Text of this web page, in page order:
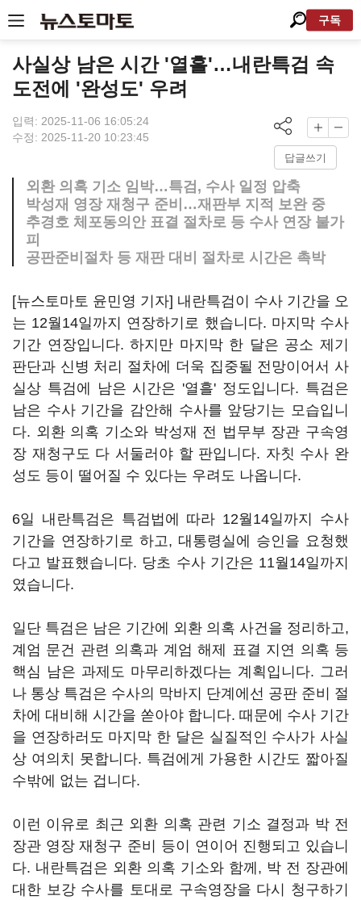
구독
사실상 남은 시간 '열흘'…내란특검 속
도전에 '완성도' 우려
입력: 2025-11-06 16:05:24
수정: 2025-11-20 10:23:45
답글쓰기
외환 의혹 기소 임박…특검, 수사 일정 압축
박성재 영장 재청구 준비…재판부 지적 보완 중
추경호 체포동의안 표결 절차로 등 수사 연장 불가
피
공판준비절차 등 재판 대비 절차로 시간은 촉박
[뉴스토마토 윤민영 기자] 내란특검이 수사 기간을 오
는 12월14일까지 연장하기로 했습니다. 마지막 수사
기간 연장입니다. 하지만 마지막 한 달은 공소 제기
판단과 신병 처리 절차에 더욱 집중될 전망이어서 사
실상 특검에 남은 시간은 '열흘' 정도입니다. 특검은
남은 수사 기간을 감안해 수사를 앞당기는 모습입니
다. 외환 의혹 기소와 박성재 전 법무부 장관 구속영
장 재청구도 다 서둘러야 할 판입니다. 자칫 수사 완
성도 등이 떨어질 수 있다는 우려도 나옵니다.
6일 내란특검은 특검법에 따라 12월14일까지 수사
기간을 연장하기로 하고, 대통령실에 승인을 요청했
다고 발표했습니다. 당초 수사 기간은 11월14일까지
였습니다.
일단 특검은 남은 기간에 외환 의혹 사건을 정리하고,
계엄 문건 관련 의혹과 계엄 해제 표결 지연 의혹 등
핵심 남은 과제도 마무리하겠다는 계획입니다. 그러
나 통상 특검은 수사의 막바지 단계에선 공판 준비 절
차에 대비해 시간을 쏟아야 합니다. 때문에 수사 기간
을 연장하러도 마지막 한 달은 실질적인 수사가 사실
상 여의치 못합니다. 특검에게 가용한 시간도 짧아질
수밖에 없는 겁니다.
이런 이유로 최근 외환 의혹 관련 기소 결정과 박 전
장관 영장 재청구 준비 등이 연이어 진행되고 있습니
다. 내란특검은 외환 의혹 기소와 함께, 박 전 장관에
대한 보강 수사를 토대로 구속영장을 다시 청구하기